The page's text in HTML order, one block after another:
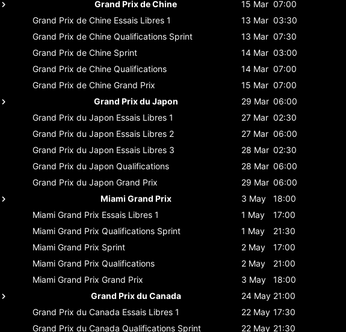
Grand Prix de Chine
15 Mar 07:00
Grand Prix de Chine Essais Libres 1 13 Mar 03:30
Grand Prix de Chine Qualifications Sprint 13 Mar 07:30
Grand Prix de Chine Sprint 14 Mar 03:00
Grand Prix de Chine Qualifications 14 Mar 07:00
Grand Prix de Chine Grand Prix 15 Mar 07:00
Grand Prix du Japon
29 Mar 06:00
Grand Prix du Japon Essais Libres 1 27 Mar 02:30
Grand Prix du Japon Essais Libres 2 27 Mar 06:00
Grand Prix du Japon Essais Libres 3 28 Mar 02:30
Grand Prix du Japon Qualifications 28 Mar 06:00
Grand Prix du Japon Grand Prix 29 Mar 06:00
Miami Grand Prix
3 May
18:00
Miami Grand Prix Essais Libres 1 1 May
17:00
Miami Grand Prix Qualifications Sprint 1 May
21:30
Miami Grand Prix Sprint 2 May
17:00
Miami Grand Prix Qualifications 2 May
21:00
Miami Grand Prix Grand Prix 3 May
18:00
Grand Prix du Canada
24 May 21:00
Grand Prix du Canada Essais Libres 1 22 May 17:30
Grand Prix du Canada Qualifications Sprint 22 May 21:30